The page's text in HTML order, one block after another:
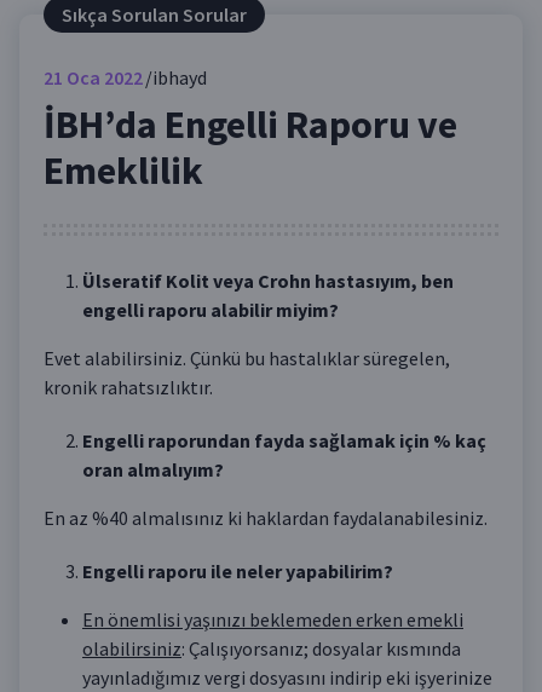
Sıkça Sorulan Sorular
21 Oca 2022 ibhayd
İBH’da Engelli Raporu ve
Emeklilik
Ülseratif Kolit veya Crohn hastasıyım, ben
engelli raporu alabilir miyim?
Evet alabilirsiniz. Çünkü bu hastalıklar süregelen,
kronik rahatsızlıktır.
Engelli raporundan fayda sağlamak için % kaç
oran almalıyım?
En az %40 almalısınız ki haklardan faydalanabilesiniz.
Engelli raporu ile neler yapabilirim?
En önemlisi yaşınızı beklemeden erken emekli
olabilirsiniz: Çalışıyorsanız; dosyalar kısmında
yayınladığımız vergi dosyasını indirip eki işyerinize